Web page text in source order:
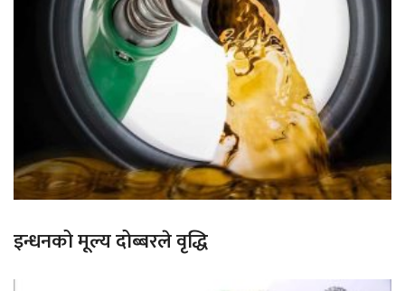
इन्धनको मूल्य दोब्बरले वृद्धि